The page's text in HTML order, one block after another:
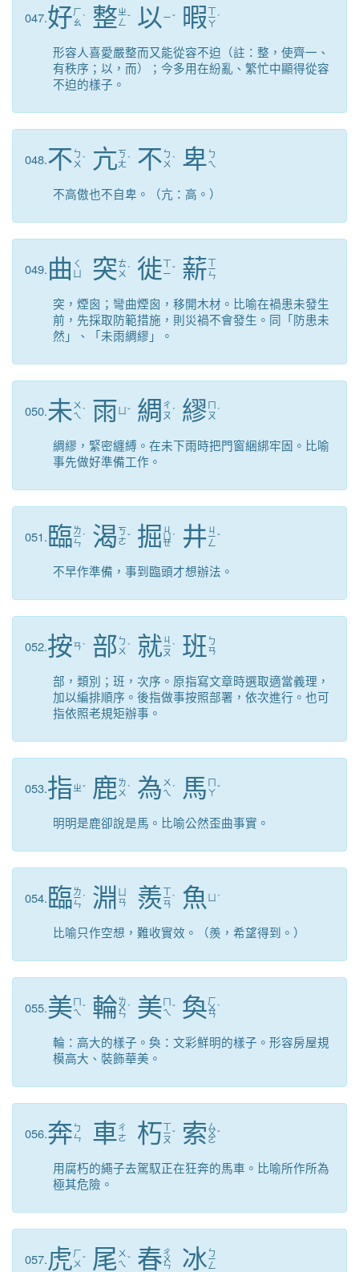
047.好ㄏ
ㄠˋ 整ㄓ
ㄥ ˇ 以 ㄧˇ 暇 ㄒ
ㄧ
ㄚ
ˊ
形容人喜愛嚴整而又能從容不迫（註：整，使齊一、
有秩序；以，而）；今多用在紛亂、繁忙中顯得從容
不迫的樣子。
048.不 ㄅ
ㄨ ˋ 亢ㄎ
ㄤˋ 不 ㄅ
ㄨ ˋ 卑 ㄅ
ㄟ
不高傲也不自卑。（亢：高。）
049.曲 ㄑ
突ㄊ
ㄨ ˊ 徙ㄒ
ㄧˇ 薪ㄒ
ㄧ
ㄣ
突，煙囪；彎曲煙囪，移開木材。比喻在禍患未發生
前，先採取防範措施，則災禍不會發生。同「防患未
然」、「未雨綢繆」。
050.未 ㄨ
ㄟ ˋ 雨 ˇ 綢 ㄔ
ㄡ ˊ 繆 ㄇ
ㄡ ˊ
綢繆，緊密纏縛。在未下雨時把門窗綑綁牢固。比喻
事先做好準備工作。
051. 臨ㄌ
ㄧ
ㄣ
ˊ 渴 ㄎ
ㄜˇ 掘 ㄐ
ㄩ
ㄝ
ˊ 井 ㄐ
ㄧ
ㄥ
ˇ
不早作準備，事到臨頭才想辦法。
052.按ㄢˋ 部 ㄅ
ㄨ ˋ 就 ㄐ
ㄧ
ㄡ
ˋ 班 ㄅ
ㄢ
部，類別；班，次序。原指寫文章時選取適當義理，
加以編排順序。後指做事按照部署，依次進行。也可
指依照老規矩辦事。
053.指ㄓˇ 鹿ㄌ
ㄨ ˋ 為 ㄨ
ㄟ ˊ 馬 ㄇ
ㄚˇ
明明是鹿卻說是馬。比喻公然歪曲事實。
054. 臨ㄌ
ㄧ
ㄣ
ˊ 淵 ㄢ
羨 ㄒ
ㄧ
ㄢ
ˋ 魚 ˊ
比喻只作空想，難收實效。（羨，希望得到。）
055.美 ㄇ
ㄟ ˇ 輪ㄌ
ㄨ
ㄣ
ˊ 美 ㄇ
ㄟ ˇ 奐ㄏ
ㄨ
ㄢ
ˋ
輪：高大的樣子。奐：文彩鮮明的樣子。形容房屋規
模高大、裝飾華美。
056.奔 ㄅ
ㄣ
車ㄔ
ㄜ
朽ㄒ
ㄧ
ㄡ
ˇ 索 ㄙ
ㄨ
ㄛ
ˇ
用腐朽的繩子去駕馭正在狂奔的馬車。比喻所作所為
極其危險。
057.虎ㄏ
ㄨ ˇ 尾 ㄨ
ㄟ ˇ 春ㄔ
ㄨ
ㄣ 冰 ㄅ
ㄧ
ㄥ